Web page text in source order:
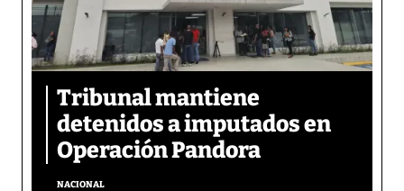
Tribunal mantiene
detenidos a imputados en
Operación Pandora
NACIONAL